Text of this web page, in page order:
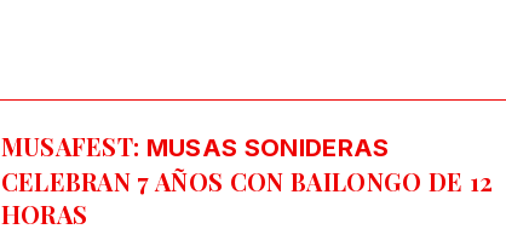
MUSAFEST: MUSAS SONIDERAS
CELEBRAN 7 AÑOS CON BAILONGO DE 12
HORAS